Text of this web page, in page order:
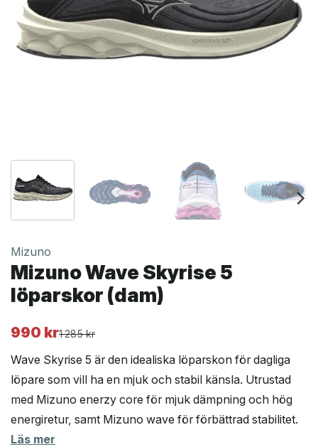
Mizuno
Mizuno Wave Skyrise 5
löparskor (dam)
1 285kr
Det
priset
var:
1
285 kr.
990 kr
Det
priset
är:
990 kr.
Wave Skyrise 5 är den idealiska löparskon för dagliga
löpare som vill ha en mjuk och stabil känsla. Utrustad
med Mizuno enerzy core för mjuk dämpning och hög
energiretur, samt Mizuno wave för förbättrad stabilitet.
Läs mer